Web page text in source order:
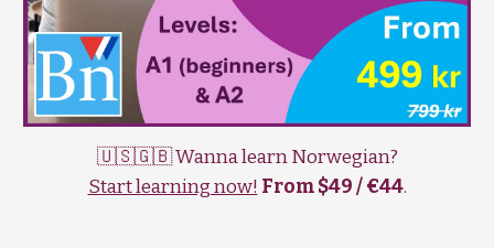
🇺🇸🇬🇧 Wanna learn Norwegian?
Start learning now! From $49 / €44.